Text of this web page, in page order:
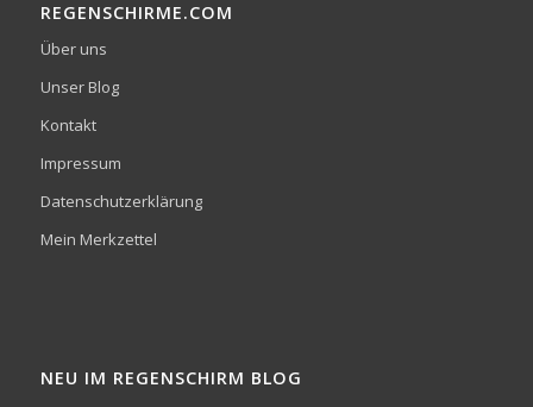
REGENSCHIRME.COM
Über uns
Unser Blog
Kontakt
Impressum
Datenschutzerklärung
Mein Merkzettel
NEU IM REGENSCHIRM BLOG